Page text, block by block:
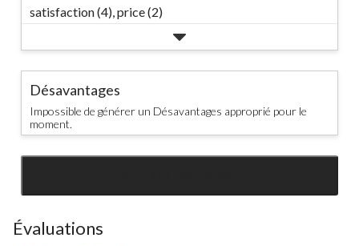
satisfaction (4), price (2)
Désavantages
Impossible de générer un Désavantages approprié pour le
moment.
Évaluations